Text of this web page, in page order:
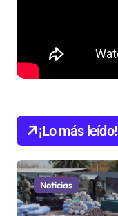
¡Lo más leído!
Noticias